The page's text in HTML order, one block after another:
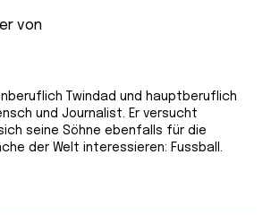
Twindad und hauptberuflich
und Journalist. Er versucht
seine Söhne ebenfalls für die
der Welt interessieren: Fussball.